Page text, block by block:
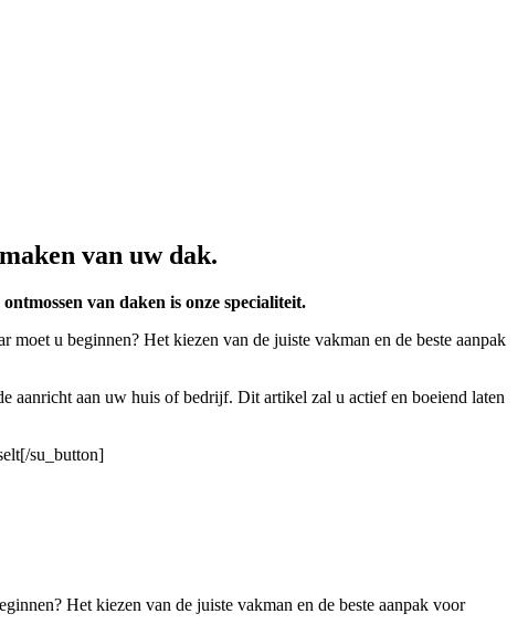
van uw dak.
van daken is onze specialiteit.
moet u beginnen? Het kiezen van de juiste vakman en de beste aanpak
aanricht aan uw huis of bedrijf. Dit artikel zal u actief en boeiend laten
su_button]
Het kiezen van de juiste vakman en de beste aanpak voor